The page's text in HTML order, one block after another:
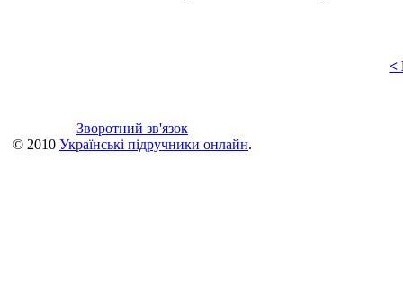
<
Зворотний зв'язок
© 2010 Українські підручники онлайн.